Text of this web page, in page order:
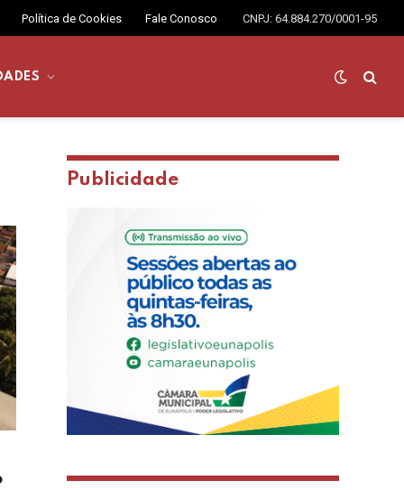
Política de Cookies Fale Conosco CNPJ: 64.884.270/0001-95
Publicidade